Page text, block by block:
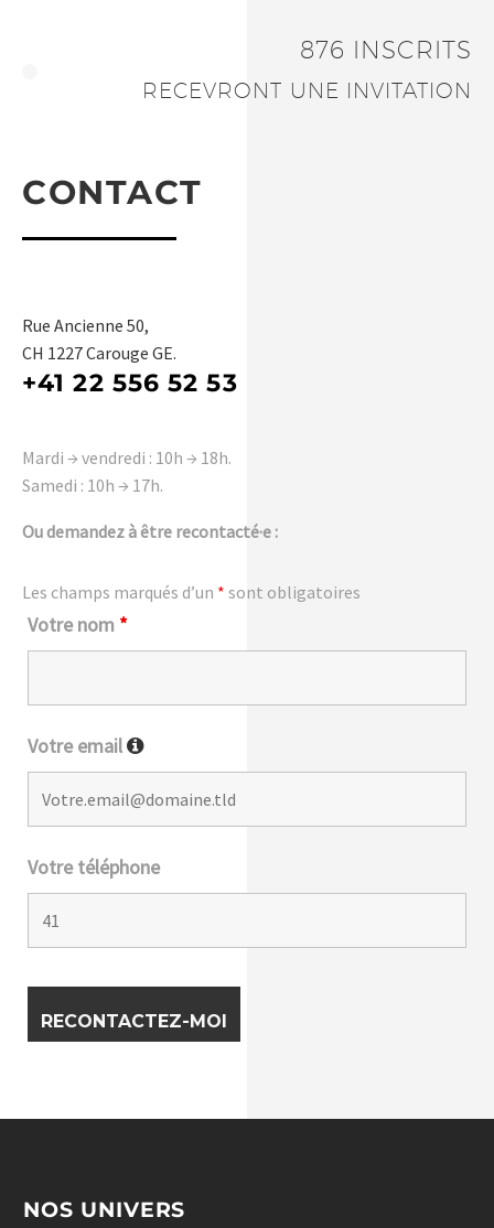
CONTACT
Rue Ancienne 50,
CH 1227 Carouge GE.
+41 22 556 52 53
Mardi → vendredi : 10h → 18h.
Samedi : 10h → 17h.
Ou demandez à être recontacté·e :
Les champs marqués d’un * sont obligatoires
Votre nom *
Votre email
Votre téléphone
876 INSCRITS
RECEVRONT UNE INVITATION
NOS UNIVERS